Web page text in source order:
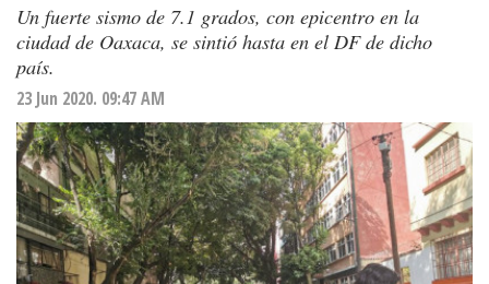
Un fuerte sismo de 7.1 grados, con epicentro en la
ciudad de Oaxaca, se sintió hasta en el DF de dicho
país.
23 Jun 2020. 09:47 AM